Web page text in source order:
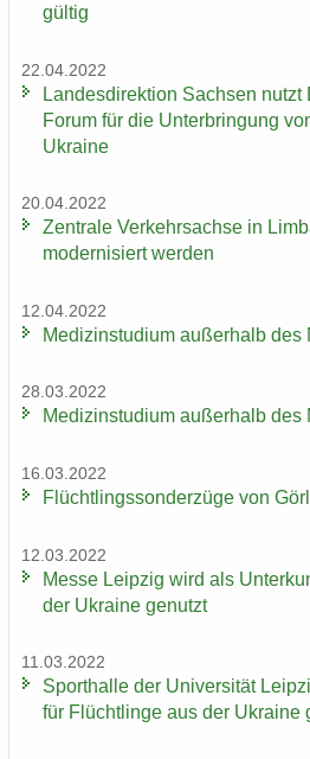
gül­tig
22.04.2022
Lan­des­di­rek­ti­on Sach­sen
Forum für die Un­ter­brin­gung
Ukrai­ne
20.04.2022
Zen­tra­le Ver­kehrs­ach­se in
mo­der­ni­siert wer­den
12.04.2022
Me­di­zin­stu­di­um au­ßer­halb des
28.03.2022
Me­di­zin­stu­di­um au­ßer­halb des
16.03.2022
Flücht­lings­son­der­zü­ge von
12.03.2022
Messe Leip­zig wird als
der Ukrai­ne ge­nutzt
11.03.2022
Sport­hal­le der Uni­ver­si­tät
für Flücht­lin­ge aus der Ukrai­ne